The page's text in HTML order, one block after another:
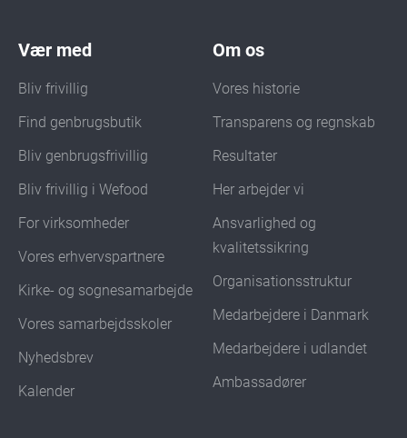
Vær med
Bliv frivillig
Find genbrugsbutik
Bliv genbrugsfrivillig
Bliv frivillig i Wefood
For virksomheder
Vores erhvervspartnere
Kirke- og sognesamarbejde
Vores samarbejdsskoler
Nyhedsbrev
Kalender
Om os
Vores historie
Transparens og regnskab
Resultater
Her arbejder vi
Ansvarlighed og
kvalitetssikring
Organisationsstruktur
Medarbejdere i Danmark
Medarbejdere i udlandet
Ambassadører